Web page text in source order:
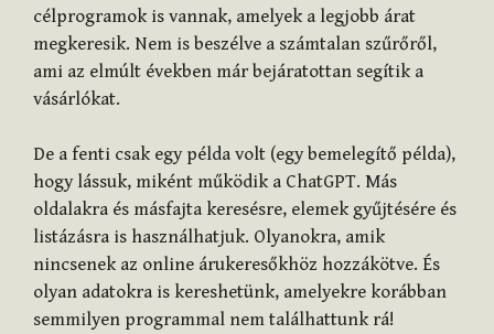
célprogramok is vannak, amelyek a legjobb árat
megkeresik. Nem is beszélve a számtalan szűrőről,
ami az elmúlt években már bejáratottan segítik a
vásárlókat.
De a fenti csak egy példa volt (egy bemelegítő példa),
hogy lássuk, miként működik a ChatGPT. Más
oldalakra és másfajta keresésre, elemek gyűjtésére és
listázásra is használhatjuk. Olyanokra, amik
nincsenek az online árukeresőkhöz hozzákötve. És
olyan adatokra is kereshetünk, amelyekre korábban
semmilyen programmal nem találhattunk rá!